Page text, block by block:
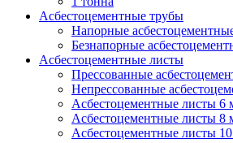
Асбестоцементные трубы
Напорные
Безнапорные
Асбестоцементные листы
Прессованные
Непрессованные
Асбестоцементные листы 6
Асбестоцементные листы 8
Асбестоцементные листы